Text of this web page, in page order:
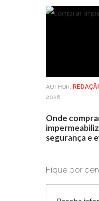
AUTHOR:
2026
Onde
segurança e
Fique por